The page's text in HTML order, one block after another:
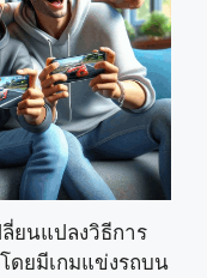
ยนแปลงวิธีการ
ดยมีเกมแข่งรถบน